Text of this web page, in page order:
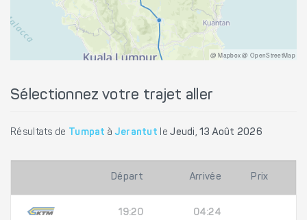
@ Mapbox @ OpenStreetMap
Sélectionnez votre trajet aller
Résultats de Tumpat àJerantut leJeudi, 13 Août 2026
Départ Arrivée Prix
19:20
04:24